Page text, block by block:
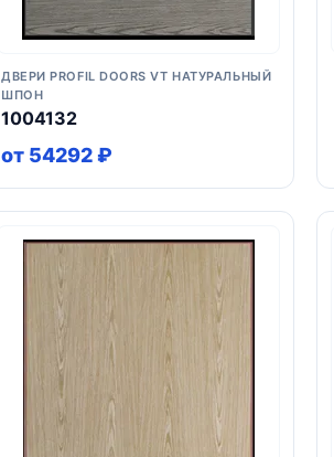
ДВЕРИ PROFIL DOORS VT НАТУРАЛЬНЫЙ
ШПОН
1004132
от 54292 ₽